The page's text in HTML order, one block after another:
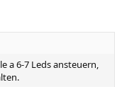
a 6-7 Leds ansteuern,